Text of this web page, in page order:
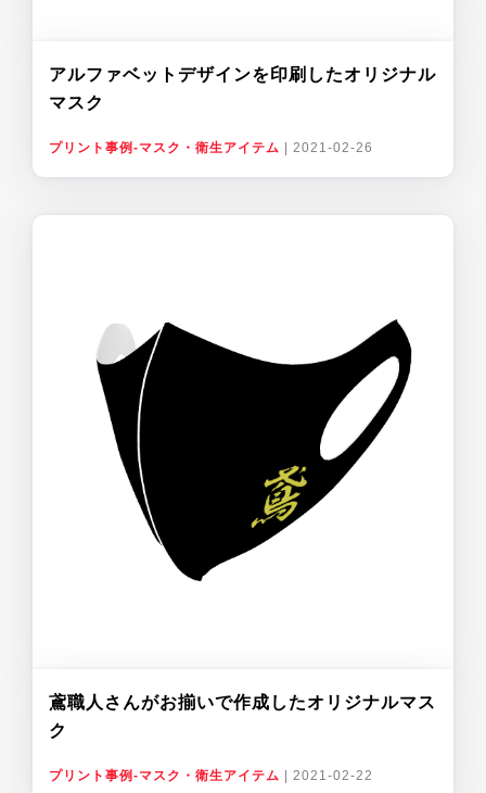
アルファベットデザインを印刷したオリジナル
マスク
プリント事例-マスク・衛生アイテム 2021-02-26
鳶職人さんがお揃いで作成したオリジナルマス
ク
プリント事例-マスク・衛生アイテム 2021-02-22